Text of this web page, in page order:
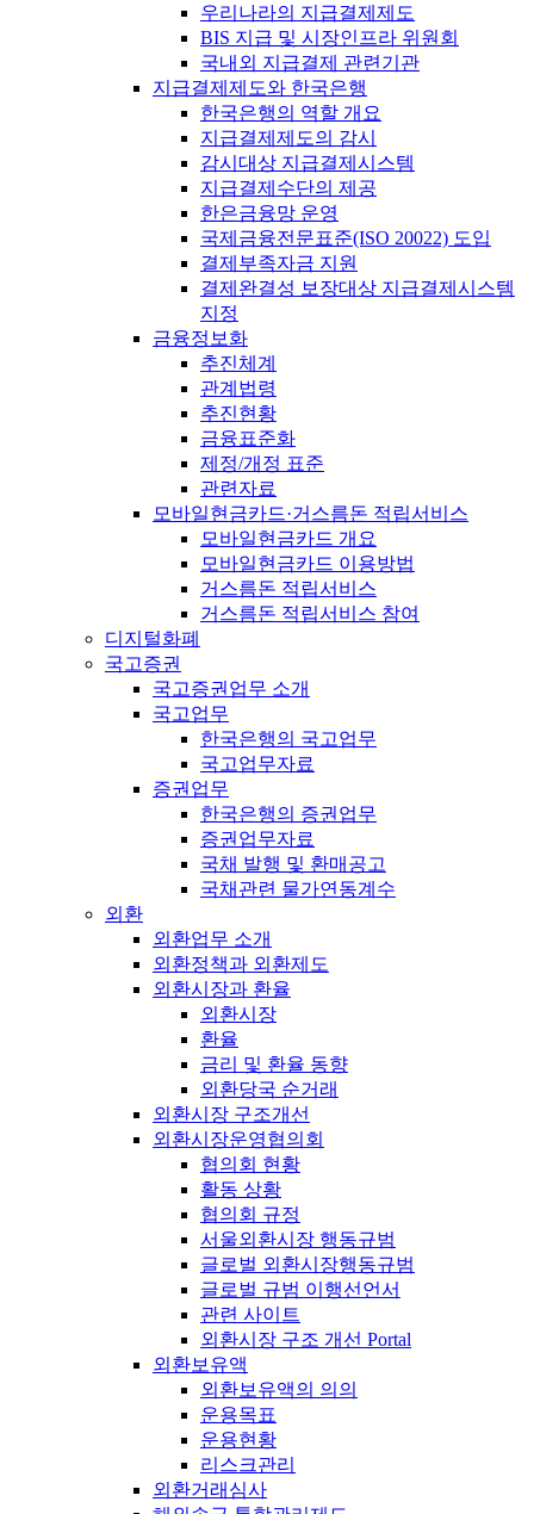
우리나라의 지급결제제도
BIS 지급 및 시장인프라 위원회
국내외 지급결제 관련기관
지급결제제도와 한국은행
한국은행의 역할 개요
지급결제제도의 감시
감시대상 지급결제시스템
지급결제수단의 제공
한은금융망 운영
국제금융전문표준(ISO 20022) 도입
결제부족자금 지원
결제완결성 보장대상 지급결제시스템
지정
금융정보화
추진체계
관계법령
추진현황
금융표준화
제정/개정 표준
관련자료
모바일현금카드·거스름돈 적립서비스
모바일현금카드 개요
모바일현금카드 이용방법
거스름돈 적립서비스
거스름돈 적립서비스 참여
디지털화폐
국고증권
국고증권업무 소개
국고업무
한국은행의 국고업무
국고업무자료
증권업무
한국은행의 증권업무
증권업무자료
국채 발행 및 환매공고
국채관련 물가연동계수
외환
외환업무 소개
외환정책과 외환제도
외환시장과 환율
외환시장
환율
금리 및 환율 동향
외환당국 순거래
외환시장 구조개선
외환시장운영협의회
협의회 현황
활동 상황
협의회 규정
서울외환시장 행동규범
글로벌 외환시장행동규범
글로벌 규범 이행선언서
관련 사이트
외환시장 구조 개선 Portal
외환보유액
외환보유액의 의의
운용목표
운용현황
리스크관리
외환거래심사